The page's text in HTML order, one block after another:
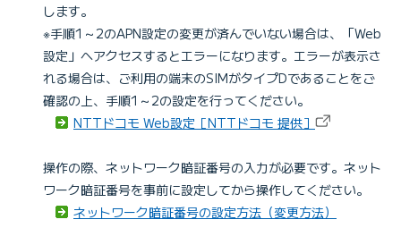
します。
※手順1～2のAPN設定の変更が済んでいない場合は、「Web
設定」へアクセスするとエラーになります。エラーが表示さ
れる場合は、ご利用の端末のSIMがタイプDであることをご
確認の上、手順1～2の設定を行ってください。
NTTドコモ Web設定［NTTドコモ 提供］
操作の際、ネットワーク暗証番号の入力が必要です。ネット
ワーク暗証番号を事前に設定してから操作してください。
ネットワーク暗証番号の設定方法（変更方法）